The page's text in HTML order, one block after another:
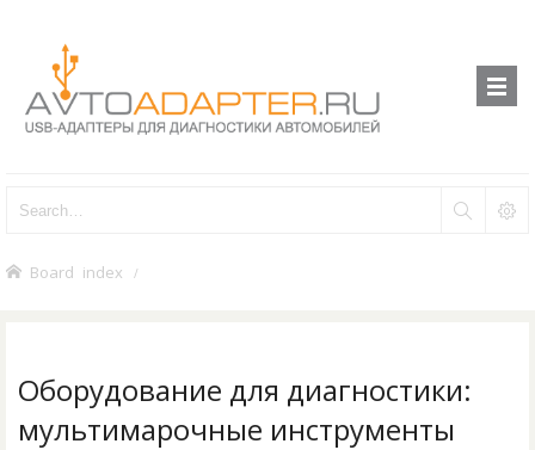
Board index
Оборудование для диагностики:
мультимарочные инструменты